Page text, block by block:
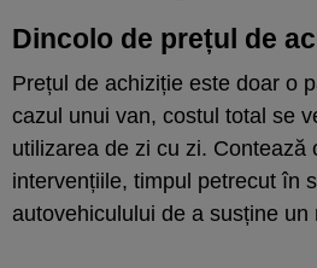
Dincolo de prețul de
Prețul de achiziție este doar o
cazul unui van, costul total se
utilizarea de zi cu zi. Contează
intervențiile, timpul petrecut în
autovehiculului de a susține